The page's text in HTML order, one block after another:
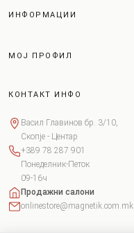
ИНФОРМАЦИИ
МОЈ ПРОФИЛ
КОНТАКТ ИНФО
Васил Главинов бр. 3/10,
Скопје - Центар
+389 78 287 901
Понеделник-Петок
09-16ч
Продажни салони
onlinestore@magnetik.com.mk